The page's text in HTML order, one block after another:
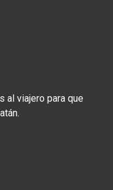
al viajero para que